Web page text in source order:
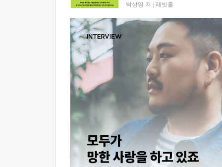
박상영 저 래빗홀